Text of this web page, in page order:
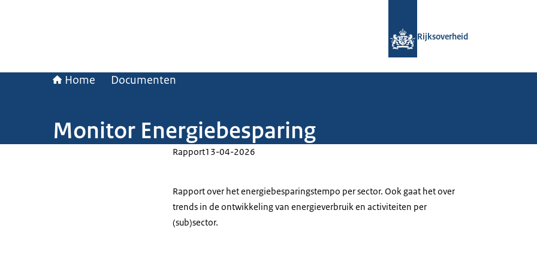
Rijksoverheid
Home Documenten
Monitor Energiebesparing
Rapport13-04-2026
Rapport over het energiebesparingstempo per sector. Ook gaat het over
trends in de ontwikkeling van energieverbruik en activiteiten per
(sub)sector.